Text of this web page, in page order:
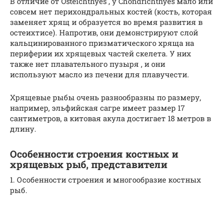
совсем нет перихондральных костей (кость, которая
заменяет хрящ и образуется во время развития в
остеихтисе). Напротив, они демонстрируют слой
кальцинированного призматического хряща на
периферии их хрящевых частей скелета. У них
также нет плавательного пузыря , и они
используют масло из печени для плавучести.
Хрящевые рыбы очень разнообразны по размеру,
например, эльфийская сагре имеет размер 17
сантиметров, а китовая акула достигает 18 метров в
длину.
Особенности строения костных и
хрящевых рыб, представители
1. Особенности строения и многообразие костных
рыб.